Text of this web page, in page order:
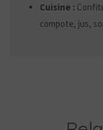
Cuisine :
compote, jus,